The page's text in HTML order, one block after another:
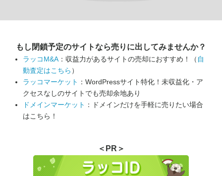
もし閉鎖予定のサイトなら売りに出してみませんか？
ラッコM&A ：収益力があるサイトの売却におすすめ！（ 自
動査定はこちら ）
ラッコマーケット ：WordPressサイト特化！未収益化・ア
クセスなしのサイトでも売却余地あり
ドメインマーケット ：ドメインだけを手軽に売りたい場合
はこちら！
＜PR＞